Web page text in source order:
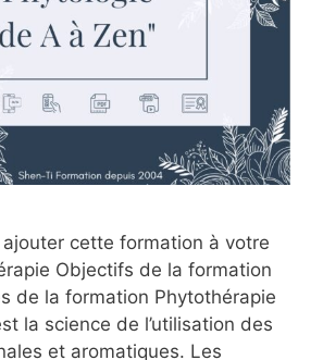
cette formation à votre
Objectifs de la formation
de la formation Phytothérapie
la science de l’utilisation des
et aromatiques. Les